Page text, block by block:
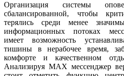
Организация системы
сбалансированной, чтобы
терялись среди менее
информационных потоках
имеет возможность
тишины в нерабочее время,
комфорте и качественном
Анализируя MAX мессенджер